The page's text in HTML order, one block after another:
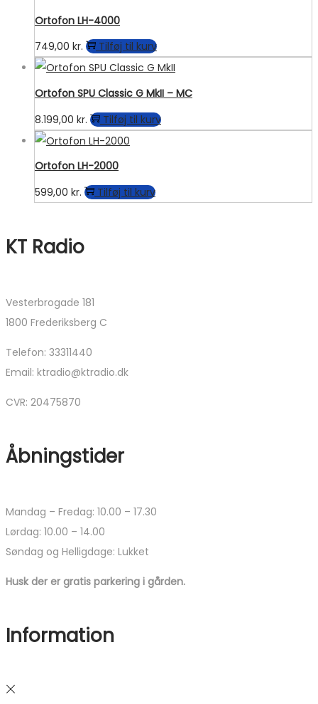
Ortofon LH-4000
749,00 kr. Tilføj til kurv
Ortofon SPU Classic G MkII – MC
8.199,00 kr. Tilføj til kurv
Ortofon LH-2000
599,00 kr. Tilføj til kurv
KT Radio
Vesterbrogade 181
1800 Frederiksberg C
Telefon: 33311440
Email: ktradio@ktradio.dk
CVR: 20475870
Åbningstider
Mandag – Fredag: 10.00 – 17.30
Lørdag: 10.00 – 14.00
Søndag og Helligdage: Lukket
Husk der er gratis parkering i gården.
Information